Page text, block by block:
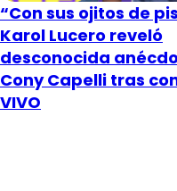
“Con sus ojitos de
Karol Lucero reveló
desconocida
Cony Capelli tras
VIVO